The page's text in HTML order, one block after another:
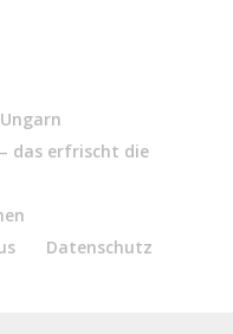
das erfrischt die
Datenschutz